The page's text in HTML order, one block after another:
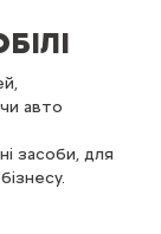
авто
засоби, для